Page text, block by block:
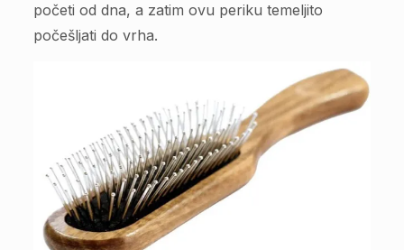
početi od dna, a zatim ovu periku temeljito
počešljati do vrha.